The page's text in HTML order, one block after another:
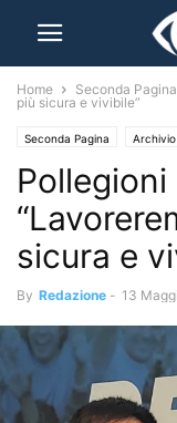
Home Seconda Pagina
più sicura e vivibile”
Seconda Pagina
Pollegioni
sicura e
By Redazione - 13